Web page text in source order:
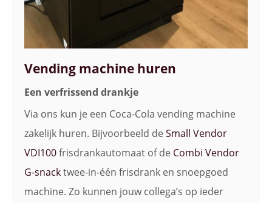
Vending machine huren
Een verfrissend drankje
Via ons kun je een Coca-Cola vending machine
zakelijk huren. Bijvoorbeeld de Small Vendor
VDI100frisdrankautomaat of de Combi Vendor
G-snacktwee-in-één frisdrank en snoepgoed
machine. Zo kunnen jouw collega’s op ieder